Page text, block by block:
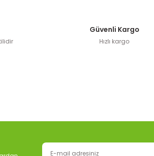
Güvenli Kargo
Hızlı kargo